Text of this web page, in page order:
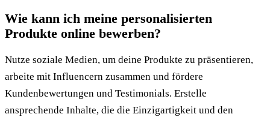
Wie kann ich meine personalisierten
Produkte online bewerben?
Nutze soziale Medien, um deine Produkte zu präsentieren,
arbeite mit Influencern zusammen und fördere
Kundenbewertungen und Testimonials. Erstelle
ansprechende Inhalte, die die Einzigartigkeit und den